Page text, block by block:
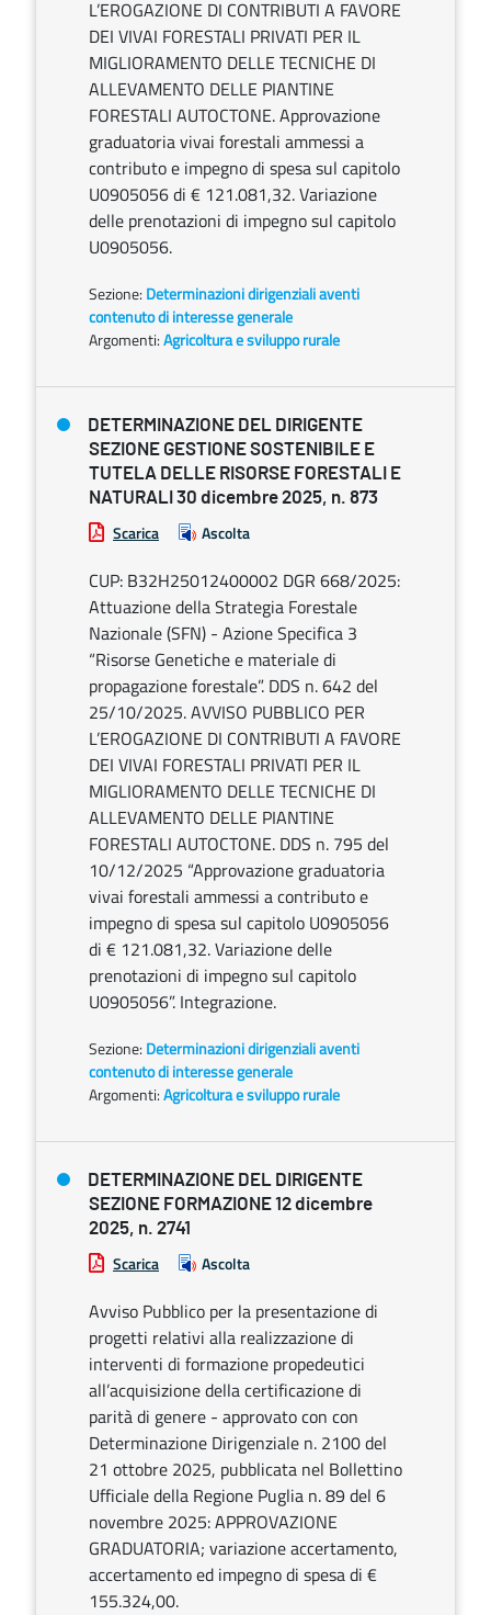
L’EROGAZIONE DI CONTRIBUTI A FAVORE
DEI VIVAI FORESTALI PRIVATI PER IL
MIGLIORAMENTO DELLE TECNICHE DI
ALLEVAMENTO DELLE PIANTINE
FORESTALI AUTOCTONE. Approvazione
graduatoria vivai forestali ammessi a
contributo e impegno di spesa sul capitolo
U0905056 di € 121.081,32. Variazione
delle prenotazioni di impegno sul capitolo
U0905056.
Sezione: Determinazioni dirigenziali aventi
contenuto di interesse generale
Argomenti:Agricoltura e sviluppo rurale
DETERMINAZIONE DEL DIRIGENTE
SEZIONE GESTIONE SOSTENIBILE E
TUTELA DELLE RISORSE FORESTALI E
NATURALI 30 dicembre 2025, n. 873
Scarica Ascolta
CUP: B32H25012400002 DGR 668/2025:
Attuazione della Strategia Forestale
Nazionale (SFN) - Azione Specifica 3
“Risorse Genetiche e materiale di
propagazione forestale”. DDS n. 642 del
25/10/2025. AVVISO PUBBLICO PER
L’EROGAZIONE DI CONTRIBUTI A FAVORE
DEI VIVAI FORESTALI PRIVATI PER IL
MIGLIORAMENTO DELLE TECNICHE DI
ALLEVAMENTO DELLE PIANTINE
FORESTALI AUTOCTONE. DDS n. 795 del
10/12/2025 “Approvazione graduatoria
vivai forestali ammessi a contributo e
impegno di spesa sul capitolo U0905056
di € 121.081,32. Variazione delle
prenotazioni di impegno sul capitolo
U0905056”. Integrazione.
Sezione: Determinazioni dirigenziali aventi
contenuto di interesse generale
Argomenti:Agricoltura e sviluppo rurale
DETERMINAZIONE DEL DIRIGENTE
SEZIONE FORMAZIONE 12 dicembre
2025, n. 2741
Scarica Ascolta
Avviso Pubblico per la presentazione di
progetti relativi alla realizzazione di
interventi di formazione propedeutici
all’acquisizione della certificazione di
parità di genere - approvato con con
Determinazione Dirigenziale n. 2100 del
21 ottobre 2025, pubblicata nel Bollettino
Ufficiale della Regione Puglia n. 89 del 6
novembre 2025: APPROVAZIONE
GRADUATORIA; variazione accertamento,
accertamento ed impegno di spesa di €
155.324,00.